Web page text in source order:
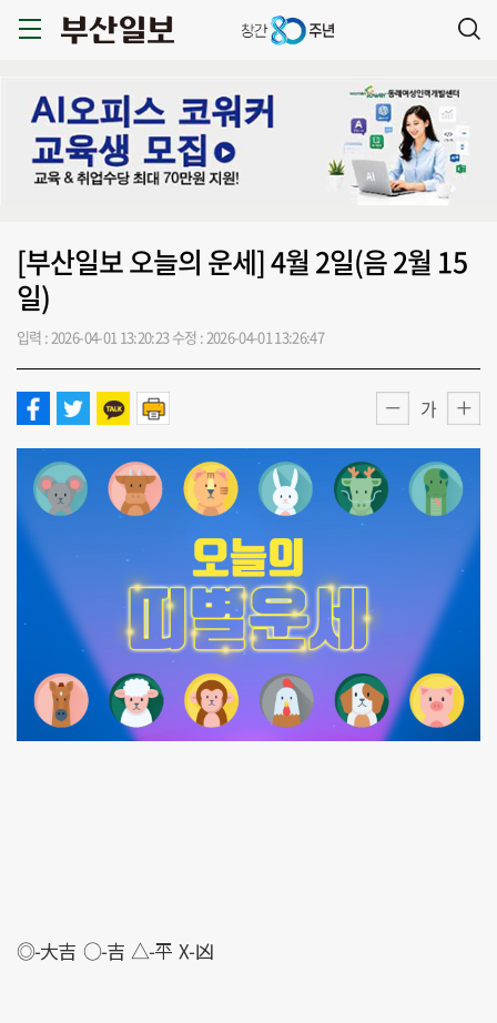
[부산일보 오늘의 운세] 4월 2일(음 2월 15
일)
입력 : 2026-04-01 13:20:23수정 : 2026-04-01 13:26:47
가
◎-大吉 ○-吉 △-平 X-凶